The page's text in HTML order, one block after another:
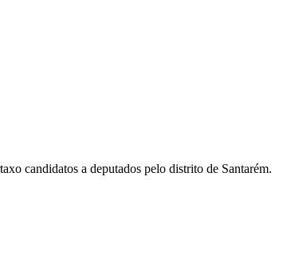
candidatos a deputados pelo distrito de Santarém.